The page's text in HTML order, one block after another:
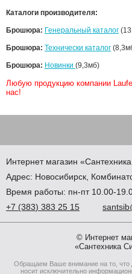
Каталоги производителя:
Брошюра: Генеральный каталог
Брошюра: Технически каталог
Брошюра: Новинки (9,3мб)
Любую продукцию компании
нас!
Интернет магазин «Сантехника
Адрес: Новосибирск
Время работы: пн-пт 10.00-
+7 (383) 383 25 15
© Интернет
«Сантехника
Обращаем Ваше внимание на то, что
носит исключительно